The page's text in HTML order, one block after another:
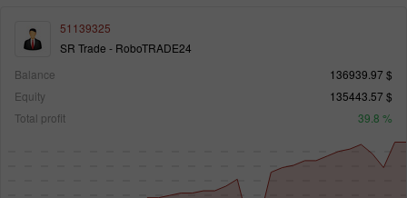
51139325
SR Trade - RoboTRADE24
Balance
136939.97 $
Equity
135443.57 $
Total profit
39.8 %